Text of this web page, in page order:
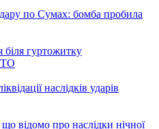
по Сумах: бомба пробила
гуртожитку
наслідків ударів
відомо про наслідки нічної